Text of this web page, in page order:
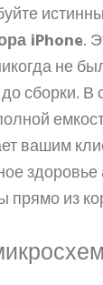
iPhone.
не
сборки. В
вашим
здоровье
прямо из